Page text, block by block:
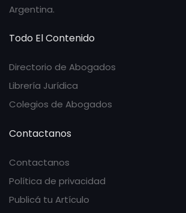
Argentina.
Todo El Contenido
Directorio de Abogados
Librería Jurídica
Colegios de Abogados
Contactanos
Contactanos
Política de privacidad
Publicá tu Artículo